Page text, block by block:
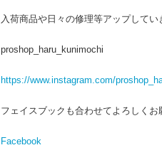
入荷商品や日々の修理等アップして
proshop_haru_kunimochi
https://www.instagram.com/
フェイスブックも合わせてよろしくお
Facebook